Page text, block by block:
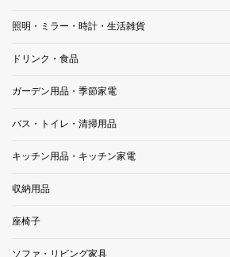
照明・ミラー・時計・生活雑貨
ドリンク・食品
ガーデン用品・季節家電
バス・トイレ・清掃用品
キッチン用品・キッチン家電
収納用品
座椅子
ソファ・リビング家具